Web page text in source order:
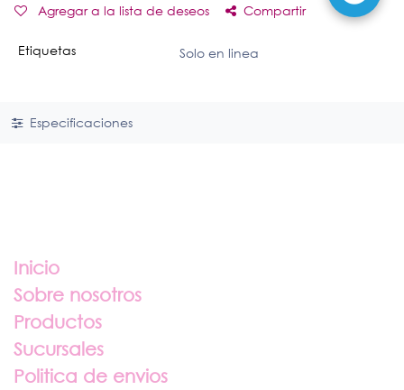
Agregar a la lista de deseos Compartir
Etiquetas Solo en linea
Especificaciones
Inicio
Sobre nosotros
Productos
Sucursales
Politica de envios